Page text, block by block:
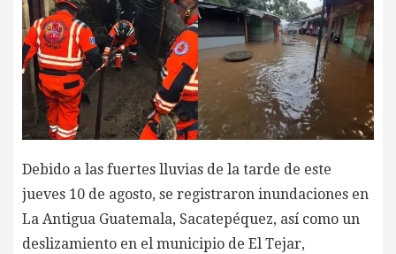
Debido a las fuertes lluvias de la tarde de este
jueves 10 de agosto, se registraron inundaciones en
La Antigua Guatemala, Sacatepéquez, así como un
deslizamiento en el municipio de El Tejar,